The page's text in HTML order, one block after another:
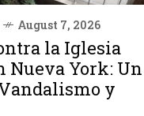
August 7, 2026
la Iglesia
Nueva York: Un
y